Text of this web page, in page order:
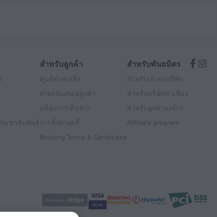
ระชาสัมพันธ์
สำหรับลูกค้า
ศูนย์ช่วยเหลือ
ฝ่ายสนับสนุนลูกค้า
บล็อกการเดินทาง
การตั้งค่าคุกกี้
Booking Terms & Conditions
สำหรับพันธมิตร
สำหรับเจ้าของที่พัก
สำหรับบริษัทนำเที่ยว
สำหรับลูกค้าองค์กร
Affiliate program